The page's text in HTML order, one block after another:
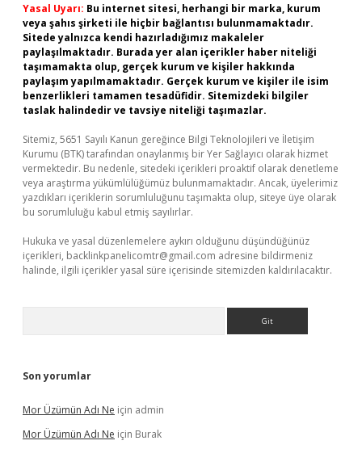
Yasal Uyarı: Bu internet sitesi, herhangi bir marka, kurum
veya şahıs şirketi ile hiçbir bağlantısı bulunmamaktadır.
Sitede yalnızca kendi hazırladığımız makaleler
paylaşılmaktadır. Burada yer alan içerikler haber niteliği
taşımamakta olup, gerçek kurum ve kişiler hakkında
paylaşım yapılmamaktadır. Gerçek kurum ve kişiler ile isim
benzerlikleri tamamen tesadüfidir. Sitemizdeki bilgiler
taslak halindedir ve tavsiye niteliği taşımazlar.
Sitemiz, 5651 Sayılı Kanun gereğince Bilgi Teknolojileri ve İletişim
Kurumu (BTK) tarafından onaylanmış bir Yer Sağlayıcı olarak hizmet
vermektedir. Bu nedenle, sitedeki içerikleri proaktif olarak denetleme
veya araştırma yükümlülüğümüz bulunmamaktadır. Ancak, üyelerimiz
yazdıkları içeriklerin sorumluluğunu taşımakta olup, siteye üye olarak
bu sorumluluğu kabul etmiş sayılırlar.
Hukuka ve yasal düzenlemelere aykırı olduğunu düşündüğünüz
içerikleri, backlinkpanelicomtr@gmail.com adresine bildirmeniz
halinde, ilgili içerikler yasal süre içerisinde sitemizden kaldırılacaktır.
Son yorumlar
Mor Üzümün Adı Ne için admin
Mor Üzümün Adı Ne için Burak